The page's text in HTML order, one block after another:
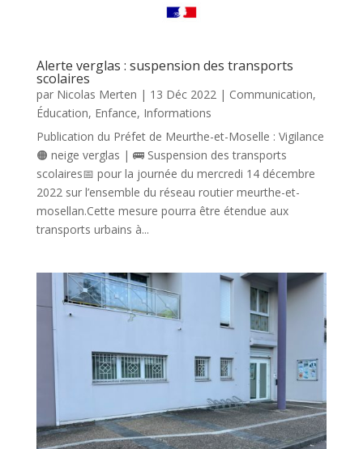
Alerte verglas : suspension des transports
scolaires
par Nicolas Merten | 13 Déc 2022 | Communication,
Éducation, Enfance, Informations
Publication du Préfet de Meurthe-et-Moselle : Vigilance
🟠 neige verglas | 🚌 Suspension des transports
scolaires📅 pour la journée du mercredi 14 décembre
2022 sur l’ensemble du réseau routier meurthe-et-
mosellan.Cette mesure pourra être étendue aux
transports urbains à...